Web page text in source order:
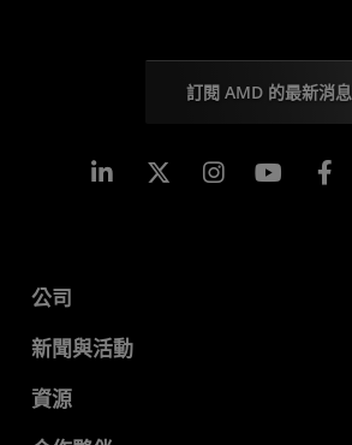
訂閱 AMD 的最新消息
Linkedin Instagram
公司
關於 AMD
企業責任
招聘
新聞與活動
新聞室
資源